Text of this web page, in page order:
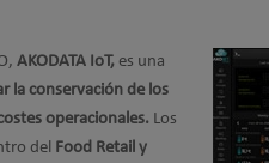
AKODATA IoT, es una
la conservación de los
operacionales. Los
del Food Retail y